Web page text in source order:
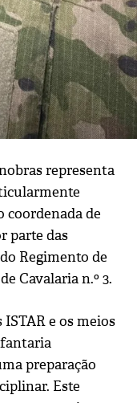
representa
coordenada de
parte das
Regimento de
Cavalaria n.º 3.
e os meios
preparação
Este